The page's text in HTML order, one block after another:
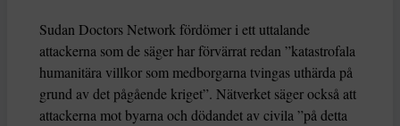
Sudan Doctors Network fördömer i ett uttalande
attackerna som de säger har förvärrat redan ”katastrofala
humanitära villkor som medborgarna tvingas uthärda på
grund av det pågående kriget”. Nätverket säger också att
attackerna mot byarna och dödandet av civila ”på detta